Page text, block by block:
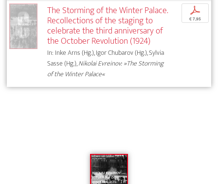
The Storming of the Winter Palace.
Recollections of the staging to
celebrate the third anniversary of
the October Revolution (1924)
In: Inke Arns (Hg.), Igor Chubarov (Hg.), Sylvia
Sasse (Hg.),Nikolai Evreinov: »The Storming
of the Winter Palace«
p
€ 7,95